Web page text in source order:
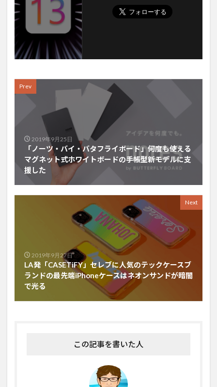
Prev
2019年9月25日
「ノーツ・バイ・バタフライボード」何度も使える
マグネット式ホワイトボードの手帳型新モデルに支
援した
Next
2019年9月27日
LA発「CASETiFY」セレブに人気のテックケースブ
ランドの最先端iPhoneケースはネオンサンドが暗闇
で光る
この記事を書いた人